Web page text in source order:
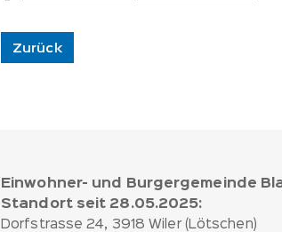
Zurück
Fussbereich:
Kontakt
und
Einwohner- und Burgergemeinde
Standort seit 28.05.2025:
Dorfstrasse 24, 3918 Wiler (Lötschen)